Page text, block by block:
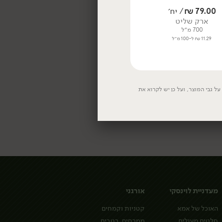
79.00
₪/ יח׳
ארק שליט
700 מ״ל
11.29 ₪ ל-100 מ״ל
גבי המוצר, ועל כן יש לקרוא את
מעדניית לוינסקי
האוכל של אמא
אורגני
קטניות וקמחים